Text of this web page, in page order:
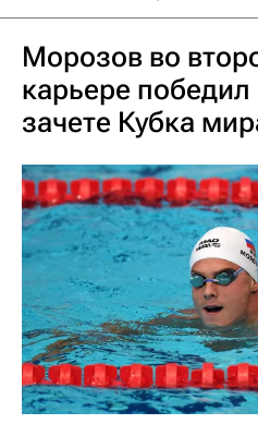
Морозов во
карьере
зачете Кубка